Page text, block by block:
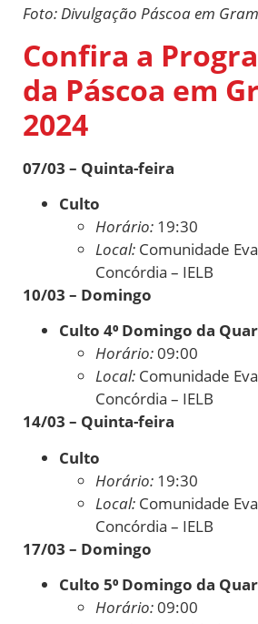
Foto: Divulgação Páscoa em
Confira a
da Páscoa em
2024
07/03 – Quinta-feira
Culto
Horário: 19:30
Local: Comunidade
Concórdia – IELB
10/03 – Domingo
Culto 4⁰ Domingo da
Horário:09:00
Local: Comunidade
Concórdia – IELB
14/03 – Quinta-feira
Culto
Horário: 19:30
Local: Comunidade
Concórdia – IELB
17/03 – Domingo
Culto 5⁰ Domingo da
Horário:09:00